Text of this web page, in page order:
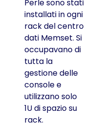
Perle sono stati
installati in ogni
rack del centro
dati Memset. Si
occupavano di
tutta la
gestione delle
console e
utilizzano solo
1U di spazio su
rack.